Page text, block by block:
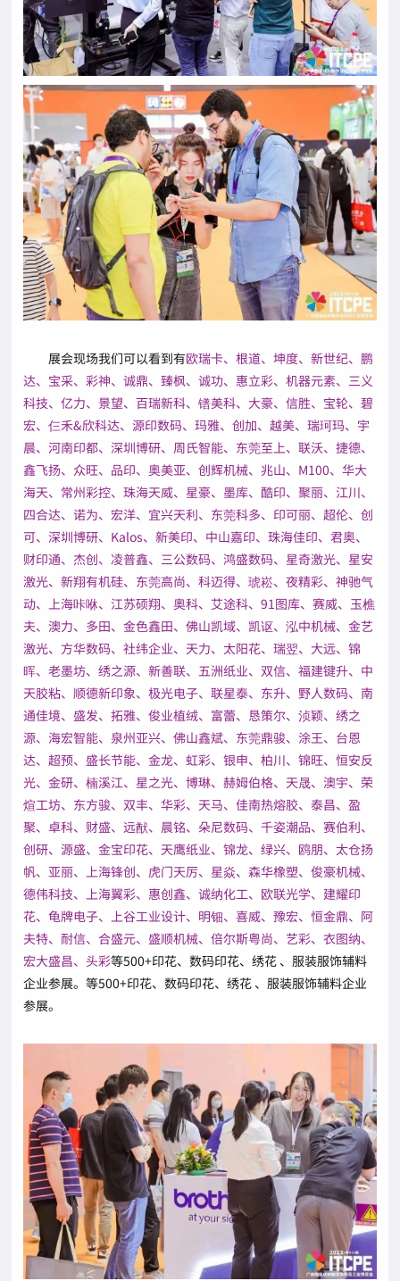
展会现场我们可以看到有欧瑞卡、根道、坤度、新世纪、鹏
达、宝采、彩神、诚鼎、臻枫、诚功、惠立彩、机器元素、三义
科技、亿力、景望、百瑞新科、镨美科、大豪、信胜、宝轮、碧
宏、仨禾&欣科达、源印数码、玛雅、创加、越美、瑞珂玛、宇
晨、河南印都、深圳博研、周氏智能、东莞至上、联沃、捷德、
鑫飞扬、众旺、品印、奥美亚、创辉机械、兆山、M100、华大
海天、常州彩控、珠海天威、星豪、墨库、酷印、聚丽、江川、
四合达、诺为、宏洋、宜兴天利、东莞科多、印可丽、超伦、创
可、深圳博研、Kalos、新美印、中山嘉印、珠海佳印、君奥、
财印通、杰创、凌普鑫、三公数码、鸿盛数码、星奇激光、星安
激光、新翔有机硅、东莞高尚、科迈得、琥崧、夜精彩、神驰气
动、上海咔咻、江苏硕翔、奥科、艾途科、91图库、赛威、玉樵
夫、澳力、多田、金色鑫田、佛山凯域、凯讴、泓中机械、金艺
激光、方华数码、社纬企业、天力、太阳花、瑞翌、大远、锦
晖、老墨坊、绣之源、新善联、五洲纸业、双信、福建键升、中
天胶粘、顺德新印象、极光电子、联星泰、东升、野人数码、南
通佳境、盛发、拓雅、俊业植绒、富蕾、恳策尔、浈颖、绣之
源、海宏智能、泉州亚兴、佛山鑫斌、东莞鼎骏、涂王、台恩
达、超预、盛长节能、金龙、虹彩、银申、柏川、锦旺、恒安反
光、金研、楠溪江、星之光、博琳、赫姆伯格、天晟、澳宇、荣
煊工坊、东方骏、双丰、华彩、天马、佳南热熔胶、泰昌、盈
聚、卓科、财盛、远猷、晨铭、朵尼数码、千姿潮品、赛伯利、
创研、源盛、金宝印花、天鹰纸业、锦龙、绿兴、鸥朋、太仓扬
帆、亚丽、上海锋创、虎门天厉、星焱、森华橡塑、俊豪机械、
德伟科技、上海翼彩、惠创鑫、诚纳化工、欧联光学、建耀印
花、龟牌电子、上谷工业设计、明钿、喜威、豫宏、恒金鼎、阿
夫特、耐信、合盛元、盛顺机械、倍尔斯粤尚、艺彩、衣图纳、
宏大盛昌、头彩等500+印花、数码印花、绣花 、服装服饰辅料
企业参展。等500+印花、数码印花、绣花 、服装服饰辅料企业
参展。